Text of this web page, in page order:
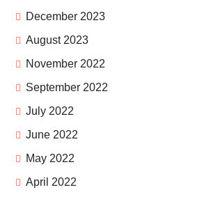
December 2023
August 2023
November 2022
September 2022
July 2022
June 2022
May 2022
April 2022